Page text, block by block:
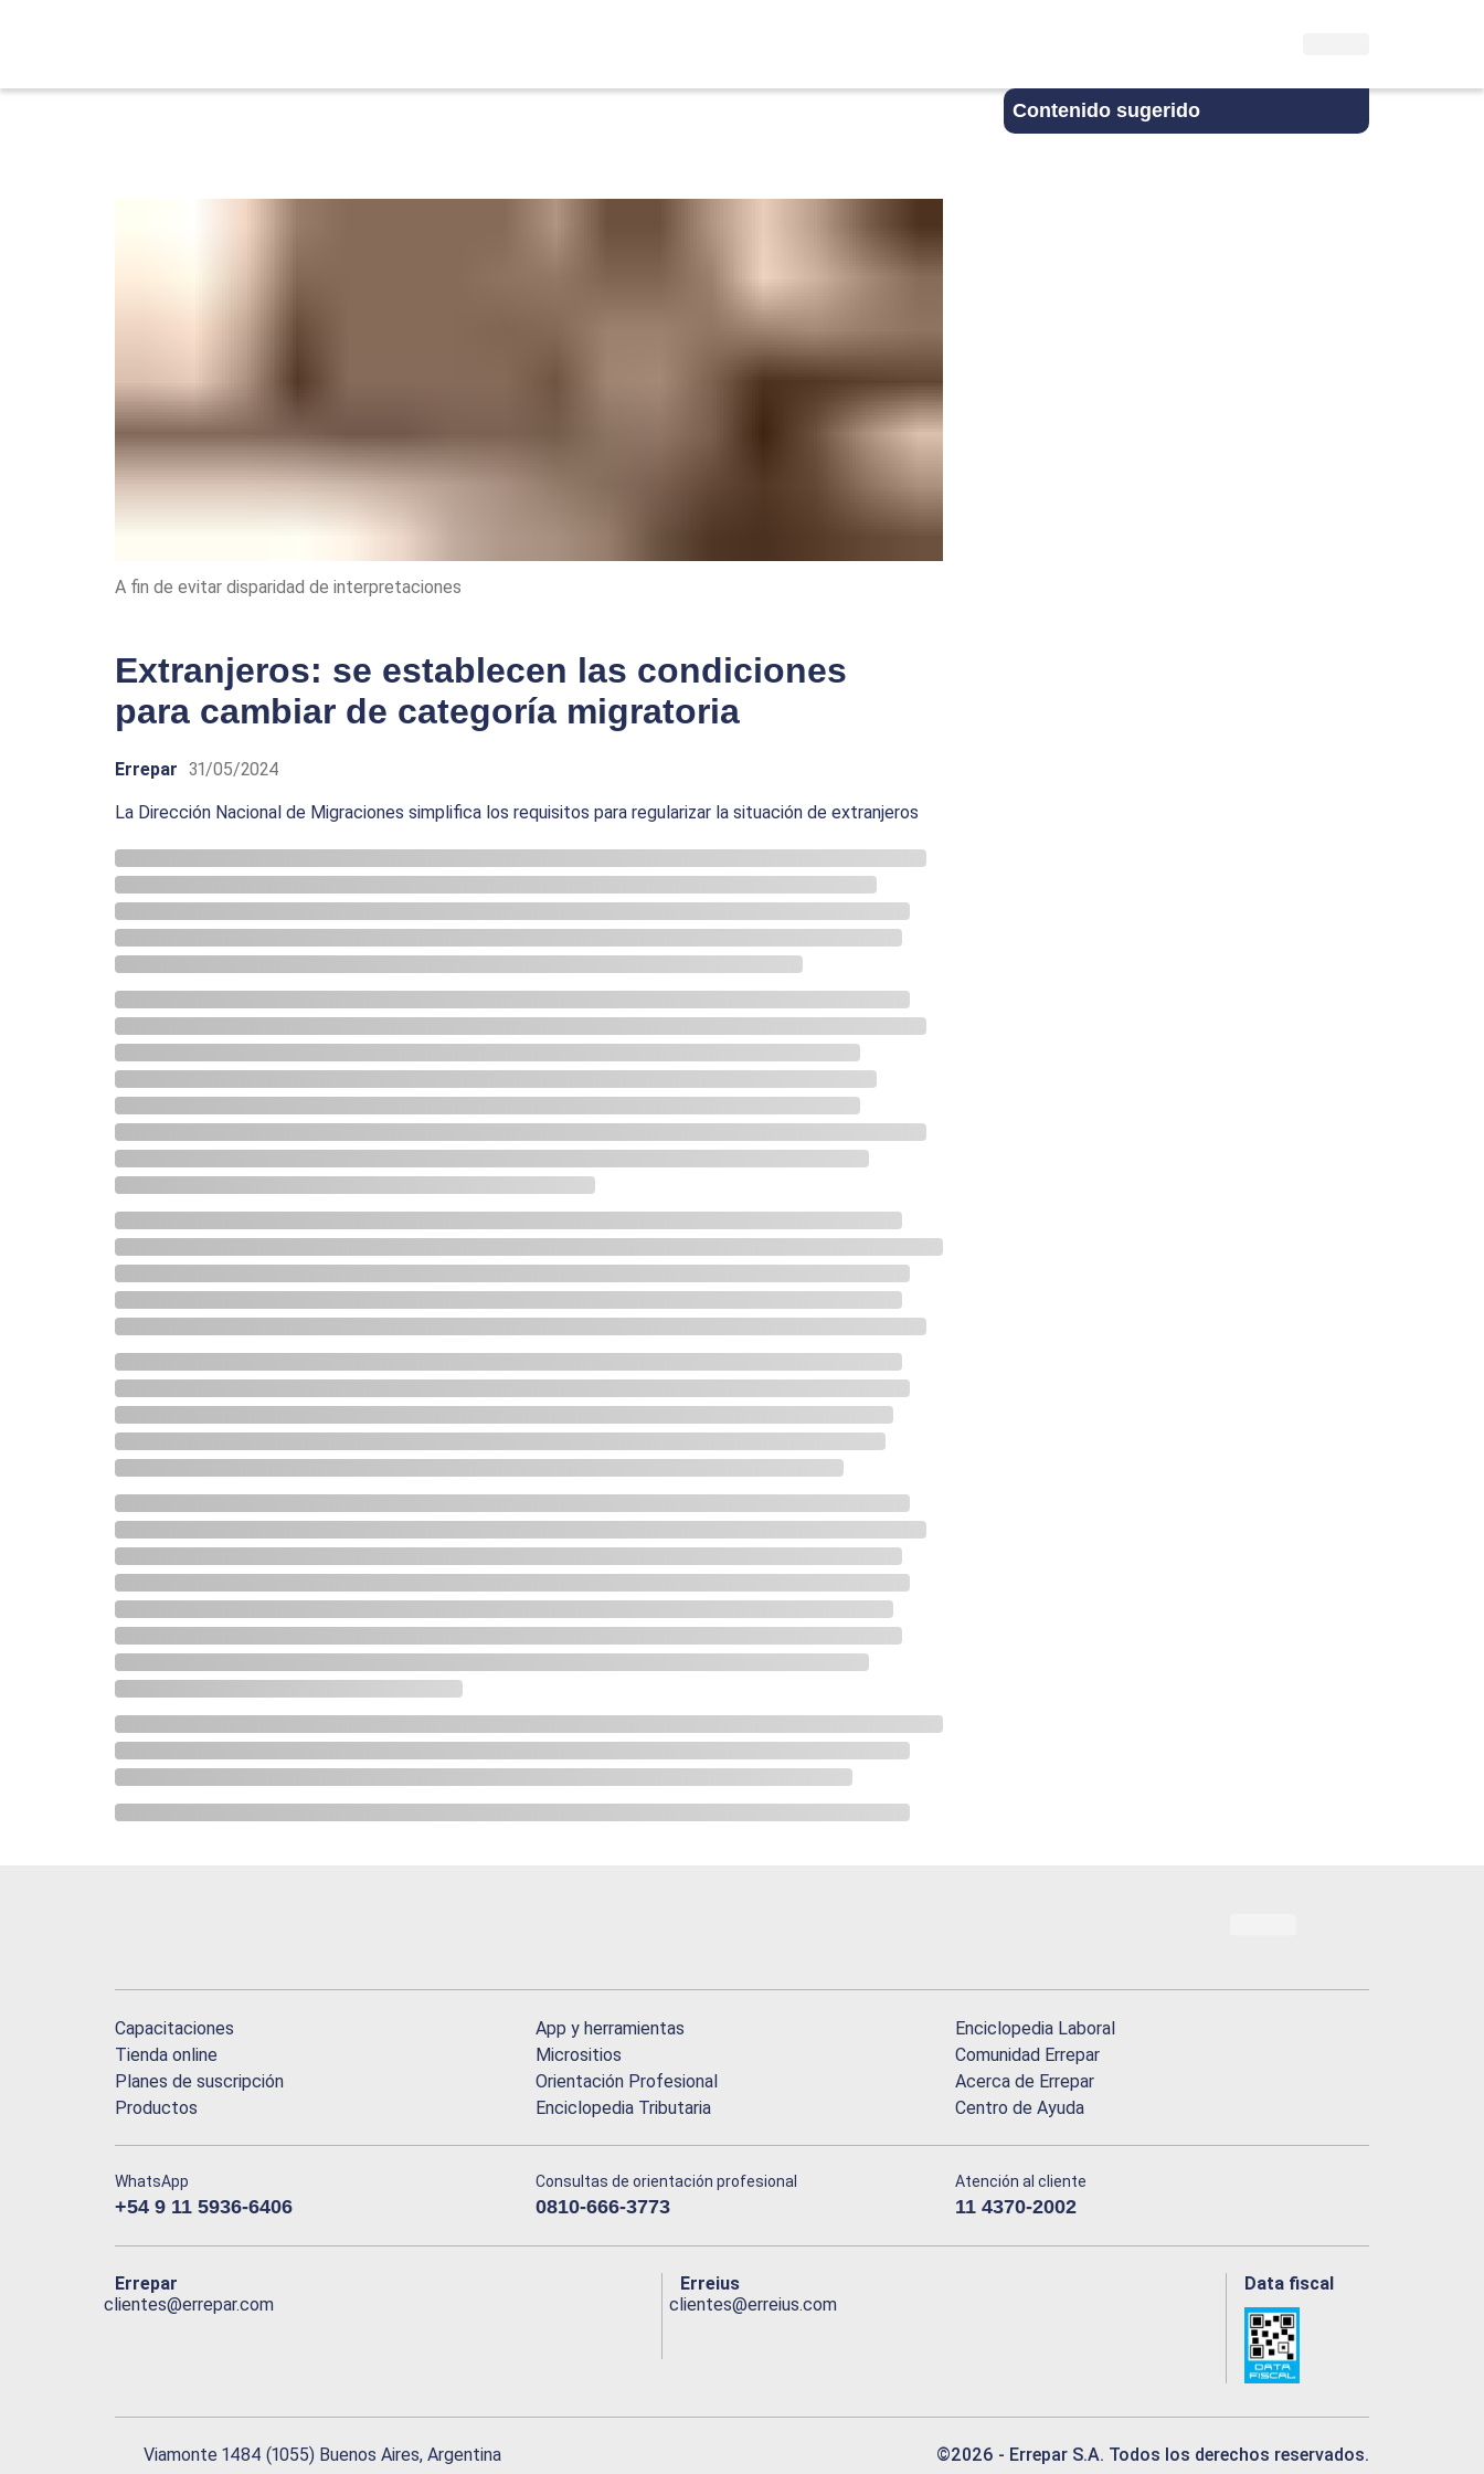
Contenido sugerido
A fin de evitar disparidad de interpretaciones
Extranjeros: se establecen las condiciones
para cambiar de categoría migratoria
Errepar 31/05/2024
La Dirección Nacional de Migraciones simplifica los requisitos para regularizar la situación de extranjeros
Capacitaciones
Tienda online
Planes de suscripción
Productos
App y herramientas
Micrositios
Orientación Profesional
Enciclopedia Tributaria
Enciclopedia Laboral
Comunidad Errepar
Acerca de Errepar
Centro de Ayuda
WhatsApp
+54 9 11 5936-6406
Consultas de orientación profesional
0810-666-3773
Atención al cliente
11 4370-2002
Errepar
clientes@errepar.com
Erreius
clientes@erreius.com
Data fiscal
Viamonte 1484 (1055) Buenos Aires, Argentina ©2026 - Errepar S.A. Todos los derechos reservados.